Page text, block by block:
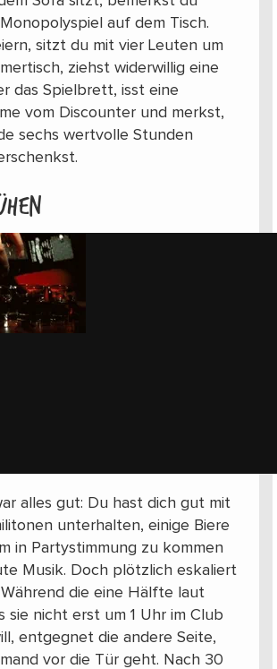
auf dem Tisch.
sitzt du mit vier Leuten um
ziehst widerwillig eine
das Spielbrett, isst eine
vom Discounter und merkst,
sechs wertvolle Stunden
alles gut: Du hast dich gut mit
unterhalten, einige Biere
in Partystimmung zu kommen
Musik. Doch plötzlich eskaliert
die eine Hälfte laut
sie nicht erst um 1 Uhr im Club
entgegnet die andere Seite,
vor die Tür geht. Nach 30